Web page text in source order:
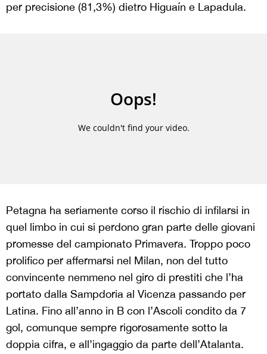
per precisione (81,3%) dietro Higuaín e Lapadula.
Petagna ha seriamente corso il rischio di infilarsi in
quel limbo in cui si perdono gran parte delle giovani
promesse del campionato Primavera. Troppo poco
prolifico per affermarsi nel Milan, non del tutto
convincente nemmeno nel giro di prestiti che l’ha
portato dalla Sampdoria al Vicenza passando per
Latina. Fino all’anno in B con l’Ascoli condito da 7
gol, comunque sempre rigorosamente sotto la
doppia cifra, e all’ingaggio da parte dell’Atalanta.